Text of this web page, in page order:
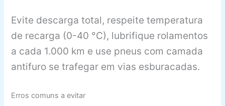
Evite descarga total, respeite temperatura
de recarga (0-40 °C), lubrifique rolamentos
a cada 1.000 km e use pneus com camada
antifuro se trafegar em vias esburacadas.
Erros comuns a evitar